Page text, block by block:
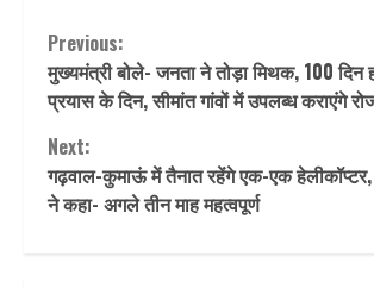
Continue
Reading
Previous:
मुख्यमंत्री बोले- जनता ने तोड़ा मिथक, 100
प्रयास के दिन, सीमांत गांवों में उपलब्ध कराएंगे
Next:
गढ़वाल-कुमाऊं में तैनात रहेंगे एक-एक हेलीकॉप्टर,
ने कहा- अगले तीन माह महत्वपूर्ण